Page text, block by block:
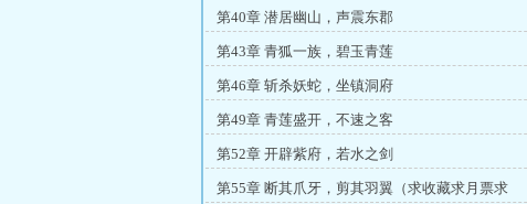
第40章 潜居幽山，声震东郡
第43章 青狐一族，碧玉青莲
第46章 斩杀妖蛇，坐镇洞府
第49章 青莲盛开，不速之客
第52章 开辟紫府，若水之剑
第55章 断其爪牙，剪其羽翼（求收藏求月票求